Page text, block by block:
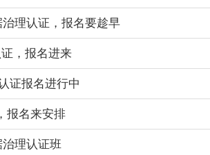
理认证，报名要趁早
，报名进来
证报名进行中
报名来安排
理认证班